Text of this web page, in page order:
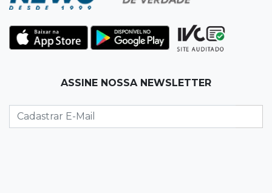
Corinthians vence Bragantino por 2 a 0 e sobe
para 7º no Brasileirão
Na Vila Belmiro
lugar no Brasileirão
ASSINE NOSSA NEWSLETTER